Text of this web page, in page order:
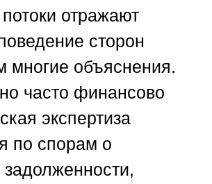
отражают
сторон
многие объяснения.
часто финансово
экспертиза
по спорам о